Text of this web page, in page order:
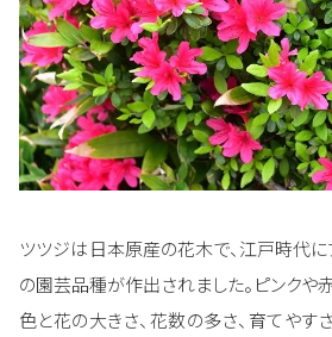
ツツジは日本原産の花木で、江戸時代に
の園芸品種が作出されました。ピンクや
色と花の大きさ、花数の多さ、育てやす